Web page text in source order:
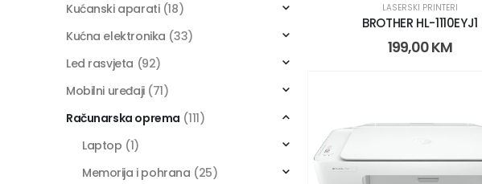
LASERSKI PRINTERI
BROTHER HL-1110EYJ1
199,00KM
Kućanski aparati (18)
Kućna elektronika (33)
Led rasvjeta (92)
Mobilni uređaji (71)
Računarska oprema (111)
Laptop (1)
Memorija i pohrana (25)